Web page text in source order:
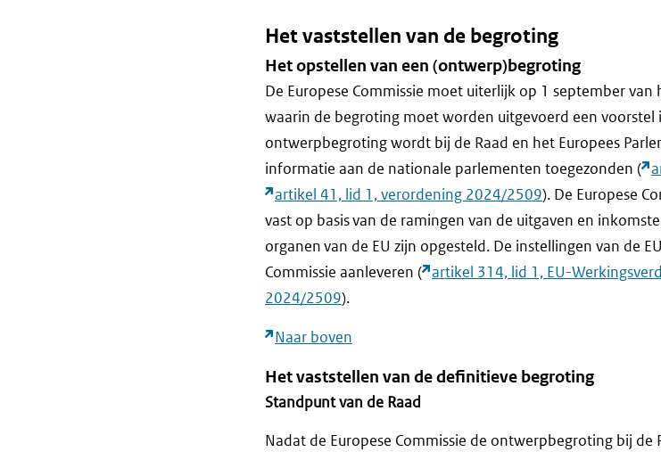
Het vaststellen van de begroting
Het opstellen van een (ontwerp)begroting
De Europese Commissie moet uiterlijk op 1 september
waarin de begroting moet worden uitgevoerd een
ontwerpbegroting wordt bij de Raad en het Europees
informatie aan de nationale parlementen toegezonden (
artikel 41, lid 1, verordening 2024/2509). De Europese
vast op basis van de ramingen van de uitgaven en
organen van de EU zijn opgesteld. De instellingen van de
Commissie aanleveren ( artikel 314, lid 1, EU-
2024/2509).
Naar boven
Het vaststellen van de definitieve begroting
Standpunt van de Raad
Nadat de Europese Commissie de ontwerpbegroting bij de